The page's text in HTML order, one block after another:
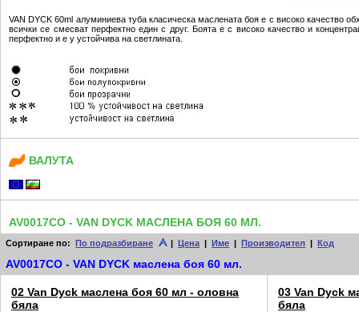
VAN DYCK 60ml алуминиева туба класическа маслената боя е с високо качество
всички се смесват перфектно един с друг. Боята е с високо качество и
перфектно и е у устойчива на светлината.
ВАЛУТА
AV0017CO - VAN DYCK МАСЛЕНА БОЯ 60 МЛ.
Сортиране по: По подразбиране | Цена | Име | Производител | Код
AV0017CO - VAN DYCK маслена боя 60 мл.
02 Van Dyck маслена боя 60 мл - оловна
бяла
03 Van Dyck
бяла